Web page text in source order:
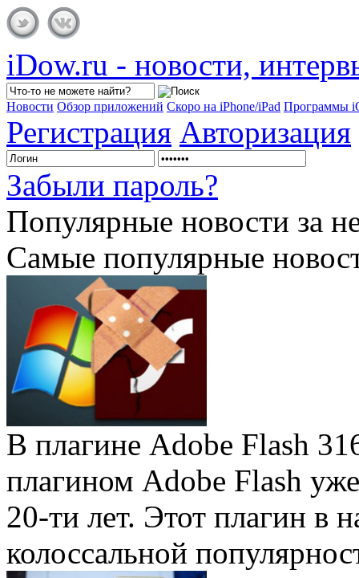
iDow.ru - новости,
Новости Обзор приложений Скоро на iPhone/iPad Программы
Регистрация Авторизация
Забыли пароль?
Популярные новости за
Самые популярные
В плагине Adobe Flash
плагином Adobe Flash
20-ти лет. Этот плагин в
колоссальной